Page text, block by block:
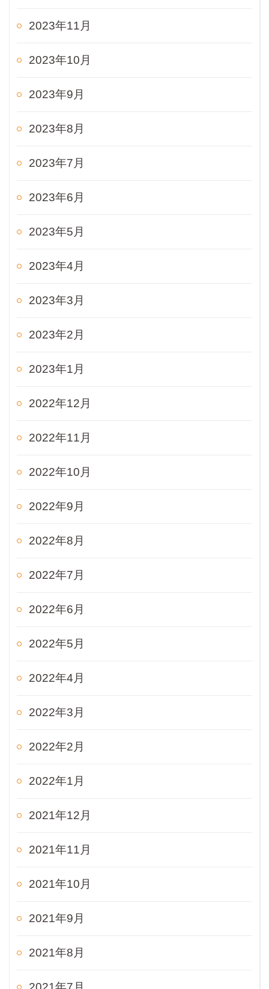
2023年11月
2023年10月
2023年9月
2023年8月
2023年7月
2023年6月
2023年5月
2023年4月
2023年3月
2023年2月
2023年1月
2022年12月
2022年11月
2022年10月
2022年9月
2022年8月
2022年7月
2022年6月
2022年5月
2022年4月
2022年3月
2022年2月
2022年1月
2021年12月
2021年11月
2021年10月
2021年9月
2021年8月